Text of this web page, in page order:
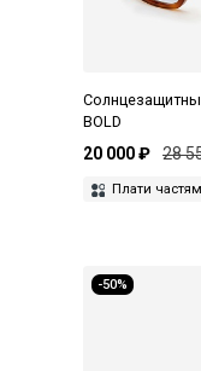
BOLD
20 000 ₽ 28
Плати
-50%